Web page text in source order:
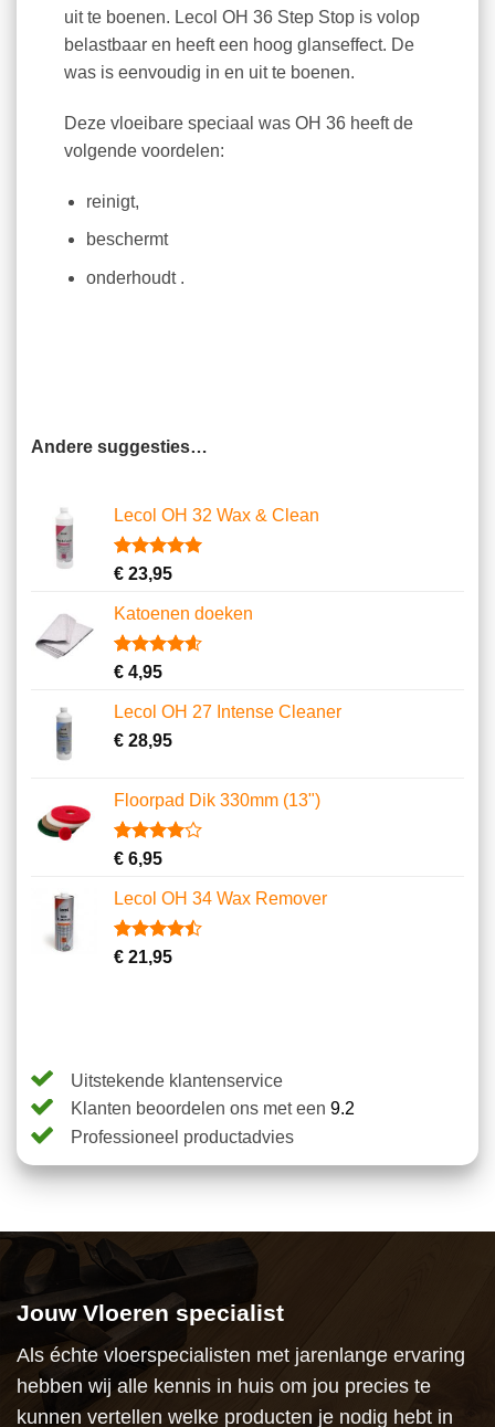
uit te boenen. Lecol OH 36 Step Stop is volop
belastbaar en heeft een hoog glanseffect. De
was is eenvoudig in en uit te boenen.
Deze vloeibare speciaal was OH 36 heeft de
volgende voordelen:
reinigt,
beschermt
onderhoudt .
Andere suggesties…
Lecol OH 32 Wax & Clean
Gewaardeerd
op 5
gebaseerd
op
1
klantbeoordeling
€23,95
Katoenen doeken
Gewaardeerd
4.62
gebaseerd
op
13
klantbeoordelingen
€4,95
Lecol OH 27 Intense Cleaner
€28,95
Floorpad Dik 330mm (13")
Gewaardeerd
4.00
5
gebaseerd
op
1
€6,95
Lecol OH 34 Wax Remover
Gewaardeerd
op 5
2
€21,95
Uitstekende klantenservice
Klanten beoordelen ons met een 9.2
Professioneel productadvies
Jouw Vloeren specialist
Als échte vloerspecialisten met jarenlange ervaring
hebben wij alle kennis in huis om jou precies te
kunnen vertellen welke producten je nodig hebt in